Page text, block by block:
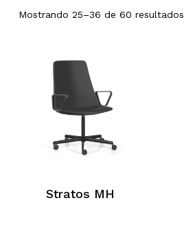
Mostrando 25–36 de 60 resultados
Stratos MH